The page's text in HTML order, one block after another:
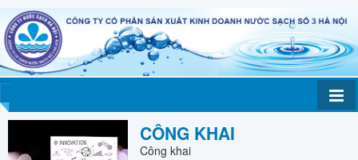
CÔNG KHAI
Công khai